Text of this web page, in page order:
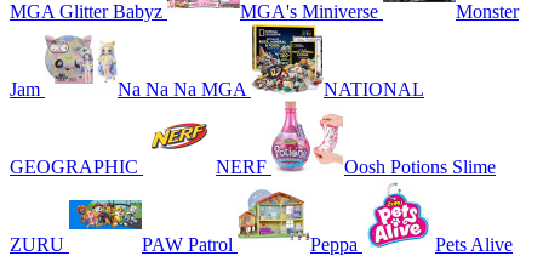
MGA Glitter Babyz MGA's Miniverse Monster
Jam Na Na Na MGA NATIONAL
GEOGRAPHIC NERF Oosh Potions Slime
ZURU PAW Patrol Peppa Pets Alive